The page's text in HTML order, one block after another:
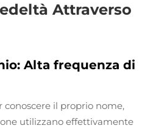
Attraverso
Alta frequenza di
conoscere il proprio nome,
utilizzano effettivamente